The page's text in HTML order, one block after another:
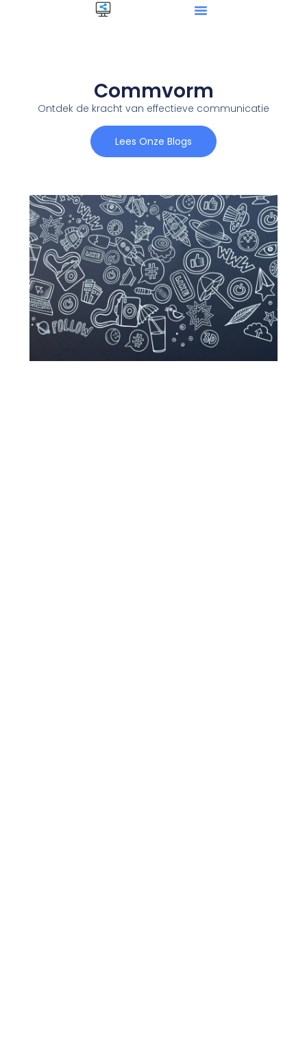
Commvorm
Ontdek de kracht van effectieve communicatie
Lees Onze Blogs